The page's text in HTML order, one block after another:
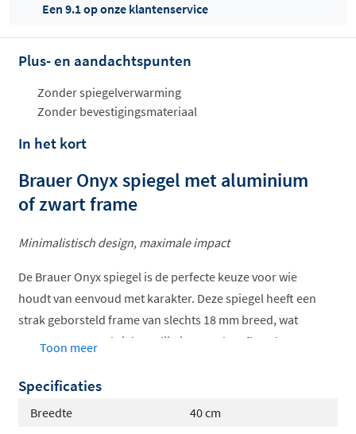
Offertes
Een 9.1 op onze klantenservice
Plus- en aandachtspunten
Zonder spiegelverwarming
Zonder bevestigingsmateriaal
In het kort
Brauer Onyx spiegel met aluminium
of zwart frame
Minimalistisch design, maximale impact
De Brauer Onyx spiegel is de perfecte keuze voor wie
houdt van eenvoud met karakter. Deze spiegel heeft een
strak geborsteld frame van slechts 18 mm breed, wat
zorgt voor een subtiele omlijsting zonder afbreuk te
aluminium of geborsteld zwart, past de Onyx moeiteloos
in zowel moderne als industriële badkamers.
Toon meer
Specificaties
Breedte
40 cm